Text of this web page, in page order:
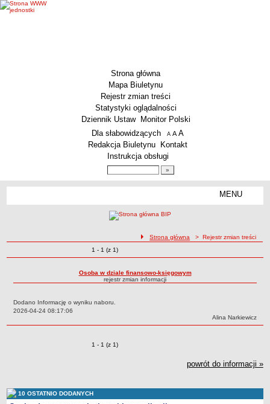
Strona główna
Mapa Biuletynu
Rejestr zmian treści
Statystyki oglądalności
Dziennik Ustaw
Monitor Polski
Menu dodatkowe
Dla słabowidzących A pomniejsz czcionkę
A standardowy rozmiar czcionki
A
Redakcja Biuletynu
Kontakt
Instrukcja obsługi
MENU
KSeF – wystawianie faktur dla MCS Wrocław
Struktura organizacyjna
Kierownictwo
Praca
ścieżka nawigacji
Strona główna > Rejestr zmian treści
Zmiany o pozycjach
1 - 1 (z 1)
Osoba w dziale finansowo-księgowym
rejestr zmian informacji
Dodano Informację o wyniku naboru.
Data:
2026-04-24 08:17:06
Autor:
Alina Narkiewicz
Zmiany o pozycjach
1 - 1 (z 1)
powrót do informacji »
10 OSTATNIO DODANYCH